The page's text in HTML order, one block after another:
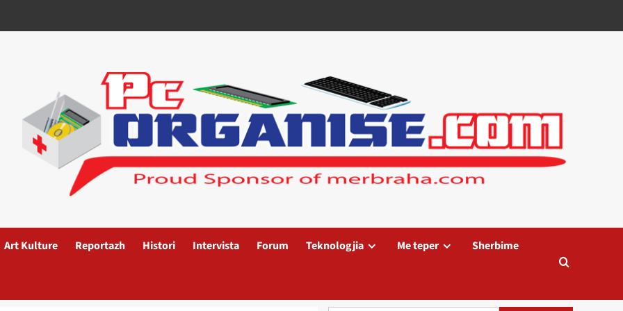
Art Kulture Reportazh Histori Intervista Forum Teknologjia Me teper Sherbime